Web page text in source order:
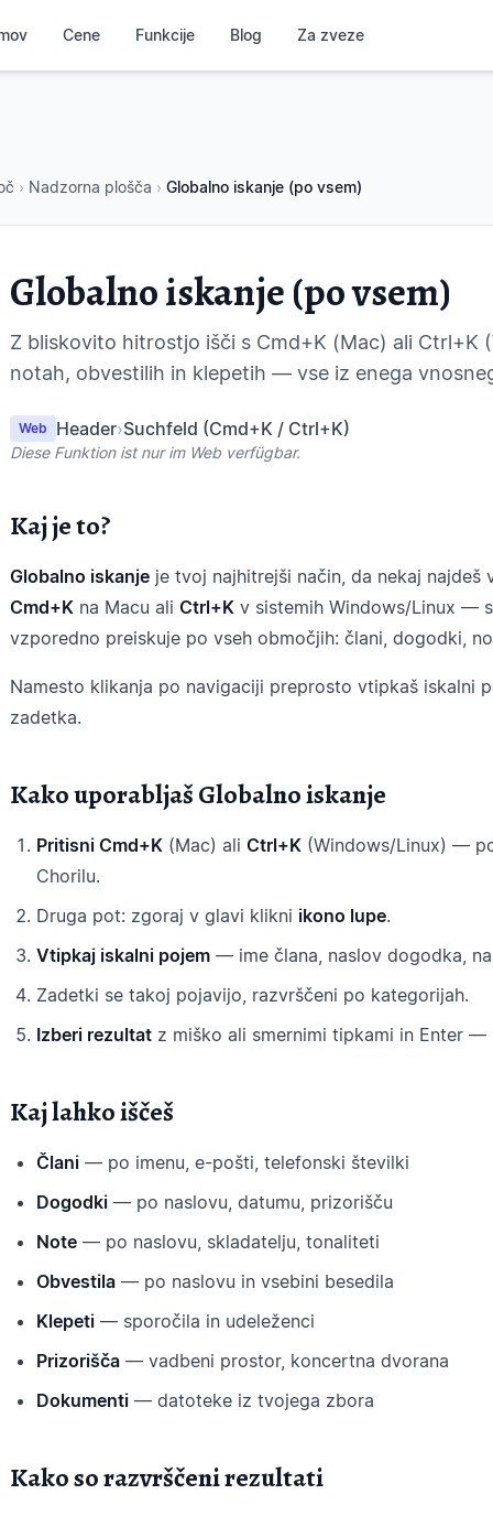
Cene Funkcije Blog Za zveze
› Nadzorna plošča › Globalno iskanje (po vsem)
Globalno iskanje (po vsem)
Z bliskovito hitrostjo išči s Cmd+K (Mac) ali Ctrl+K
notah, obvestilih in klepetih — vse iz enega
Web Header›Suchfeld (Cmd+K / Ctrl+K)
Diese Funktion ist nur im Web verfügbar.
Kaj je to?
Globalno iskanje je tvoj najhitrejši način, da nekaj
Cmd+K na Macu ali Ctrl+K v sistemih Windows/Linux —
vzporedno preiskuje po vseh območjih: člani, dogodki,
Namesto klikanja po navigaciji preprosto vtipkaš iskalni
zadetka.
Kako uporabljaš Globalno iskanje
Pritisni Cmd+K (Mac) ali Ctrl+K (Windows/Linux) —
Chorilu.
Druga pot: zgoraj v glavi klikni ikono lupe.
Vtipkaj iskalni pojem — ime člana, naslov dogodka,
Zadetki se takoj pojavijo, razvrščeni po kategorijah.
Izberi rezultat z miško ali smernimi tipkami in Enter —
Kaj lahko iščeš
Člani — po imenu, e-pošti, telefonski številki
Dogodki — po naslovu, datumu, prizorišču
Note — po naslovu, skladatelju, tonaliteti
Obvestila — po naslovu in vsebini besedila
Klepeti — sporočila in udeleženci
Prizorišča — vadbeni prostor, koncertna dvorana
Dokumenti — datoteke iz tvojega zbora
Kako so razvrščeni rezultati